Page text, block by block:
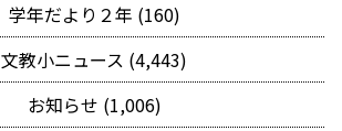
学年だより２年 (160)
文教小ニュース (4,443)
お知らせ (1,006)